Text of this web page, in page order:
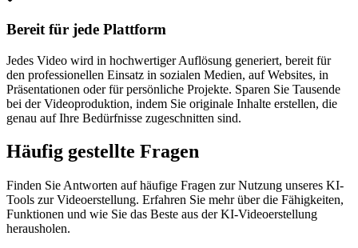
Bereit für jede Plattform
Jedes Video wird in hochwertiger Auflösung generiert, bereit für
den professionellen Einsatz in sozialen Medien, auf Websites, in
Präsentationen oder für persönliche Projekte. Sparen Sie Tausende
bei der Videoproduktion, indem Sie originale Inhalte erstellen, die
genau auf Ihre Bedürfnisse zugeschnitten sind.
Häufig gestellte Fragen
Finden Sie Antworten auf häufige Fragen zur Nutzung unseres KI-
Tools zur Videoerstellung. Erfahren Sie mehr über die Fähigkeiten,
Funktionen und wie Sie das Beste aus der KI-Videoerstellung
herausholen.